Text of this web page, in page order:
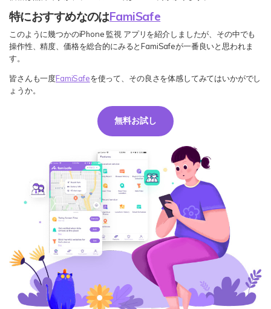
特におすすめなのはFamiSafe
このように幾つかのiPhone 監視 アプリを紹介しましたが、その中でも
操作性、精度、価格を総合的にみるとFamiSafeが一番良いと思われま
す。
皆さんも一度FamiSafeを使って、その良さを体感してみてはいかがでし
ょうか。
無料お試し